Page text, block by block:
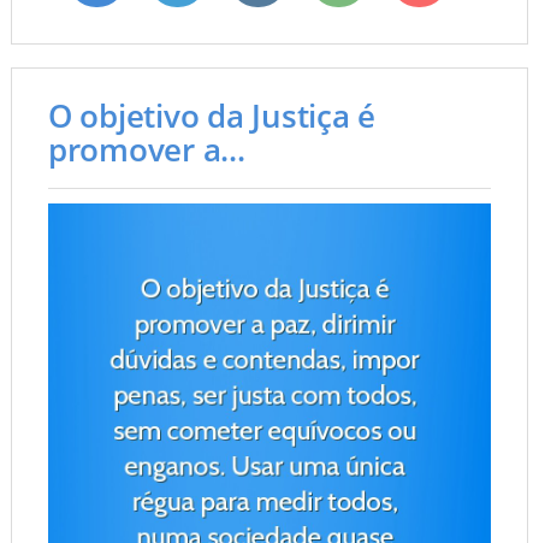
O objetivo da Justiça é
promover a...